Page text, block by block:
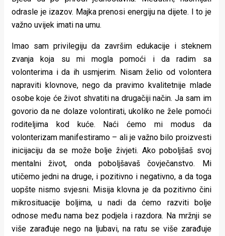
odrasle je izazov. Majka prenosi energiju na dijete. I to je
važno uvijek imati na umu.
Imao sam privilegiju da završim edukacije i steknem
zvanja koja su mi mogla pomoći i da radim sa
volonterima i da ih usmjerim. Nisam želio od volontera
napraviti klovnove, nego da pravimo kvalitetnije mlade
osobe koje će život shvatiti na drugačiji način. Ja sam im
govorio da ne dolaze volontirati, ukoliko ne žele pomoći
roditeljima kod kuće. Naći ćemo mi modus da
volonterizam manifestiramo – ali je važno bilo proizvesti
inicijaciju da se može bolje živjeti. Ako poboljšaš svoj
mentalni život, onda poboljšavaš čovječanstvo. Mi
utičemo jedni na druge, i pozitivno i negativno, a da toga
uopšte nismo svjesni. Misija klovna je da pozitivno čini
mikrosituacije boljima, u nadi da ćemo razviti bolje
odnose među nama bez podjela i razdora. Na mržnji se
više zarađuje nego na ljubavi, na ratu se više zarađuje